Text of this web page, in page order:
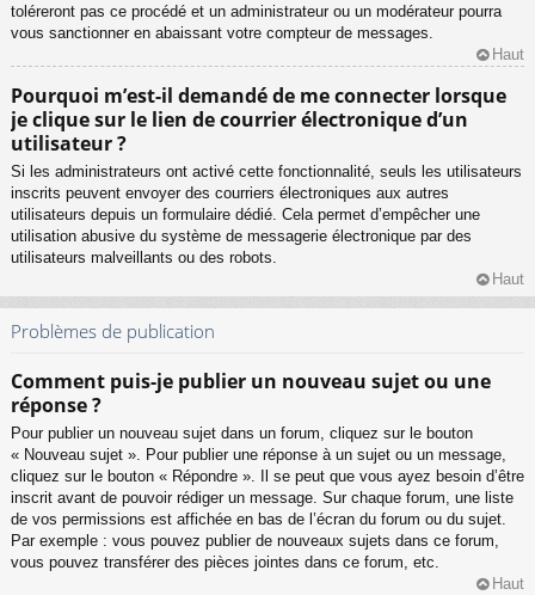
toléreront pas ce procédé et un administrateur ou un modérateur pourra
vous sanctionner en abaissant votre compteur de messages.
Haut
Pourquoi m’est-il demandé de me connecter lorsque
je clique sur le lien de courrier électronique d’un
utilisateur ?
Si les administrateurs ont activé cette fonctionnalité, seuls les utilisateurs
inscrits peuvent envoyer des courriers électroniques aux autres
utilisateurs depuis un formulaire dédié. Cela permet d’empêcher une
utilisation abusive du système de messagerie électronique par des
utilisateurs malveillants ou des robots.
Haut
Problèmes de publication
Comment puis-je publier un nouveau sujet ou une
réponse ?
Pour publier un nouveau sujet dans un forum, cliquez sur le bouton
« Nouveau sujet ». Pour publier une réponse à un sujet ou un message,
cliquez sur le bouton « Répondre ». Il se peut que vous ayez besoin d’être
inscrit avant de pouvoir rédiger un message. Sur chaque forum, une liste
de vos permissions est affichée en bas de l’écran du forum ou du sujet.
Par exemple : vous pouvez publier de nouveaux sujets dans ce forum,
vous pouvez transférer des pièces jointes dans ce forum, etc.
Haut